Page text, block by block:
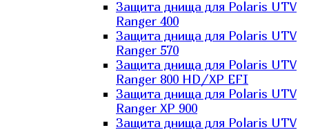
Защита днища для Polaris UTV
Ranger 400
Защита днища для Polaris UTV
Ranger 570
Защита днища для Polaris UTV
Ranger 800 HD/XP EFI
Защита днища для Polaris UTV
Ranger XP 900
Защита днища для Polaris UTV